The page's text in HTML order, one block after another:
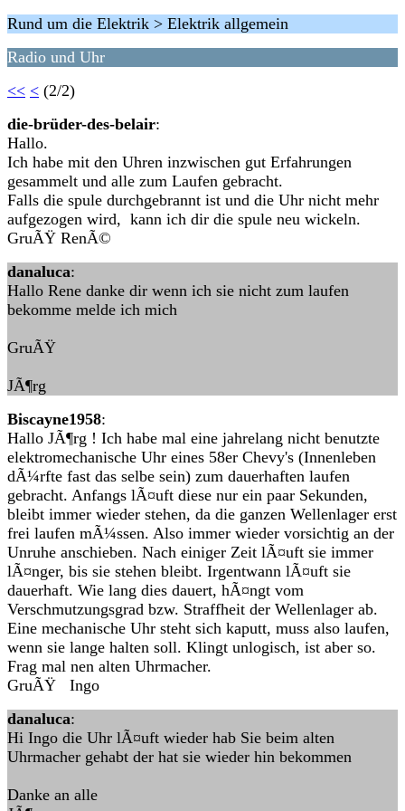
Rund um die Elektrik > Elektrik allgemein
Radio und Uhr
<< < (2/2)
die-brüder-des-belair:
Hallo.
Ich habe mit den Uhren inzwischen gut Erfahrungen
gesammelt und alle zum Laufen gebracht.
Falls die spule durchgebrannt ist und die Uhr nicht mehr
aufgezogen wird, kann ich dir die spule neu wickeln.
GruÃŸ RenÃ©
danaluca:
Hallo Rene danke dir wenn ich sie nicht zum laufen
bekomme melde ich mich
GruÃŸ
JÃ¶rg
Biscayne1958:
Hallo JÃ¶rg ! Ich habe mal eine jahrelang nicht benutzte
elektromechanische Uhr eines 58er Chevy's (Innenleben
dÃ¼rfte fast das selbe sein) zum dauerhaften laufen
gebracht. Anfangs lÃ¤uft diese nur ein paar Sekunden,
bleibt immer wieder stehen, da die ganzen Wellenlager erst
frei laufen mÃ¼ssen. Also immer wieder vorsichtig an der
Unruhe anschieben. Nach einiger Zeit lÃ¤uft sie immer
lÃ¤nger, bis sie stehen bleibt. Irgentwann lÃ¤uft sie
dauerhaft. Wie lang dies dauert, hÃ¤ngt vom
Verschmutzungsgrad bzw. Straffheit der Wellenlager ab.
Eine mechanische Uhr steht sich kaputt, muss also laufen,
wenn sie lange halten soll. Klingt unlogisch, ist aber so.
Frag mal nen alten Uhrmacher.
GruÃŸ Ingo
danaluca:
Hi Ingo die Uhr lÃ¤uft wieder hab Sie beim alten
Uhrmacher gehabt der hat sie wieder hin bekommen
Danke an alle